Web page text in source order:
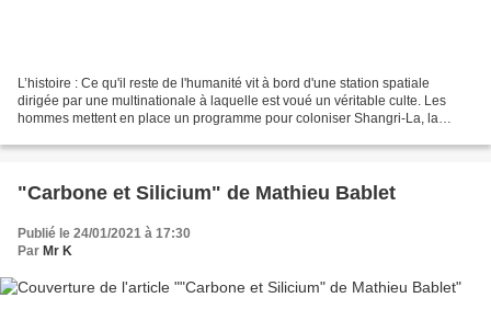
L’histoire : Ce qu'il reste de l'humanité vit à bord d'une station spatiale
dirigée par une multinationale à laquelle est voué un véritable culte. Les
hommes mettent en place un programme pour coloniser Shangri-La, la
"Carbone et Silicium" de Mathieu Bablet
Publié le 24/01/2021 à 17:30
Par Mr K